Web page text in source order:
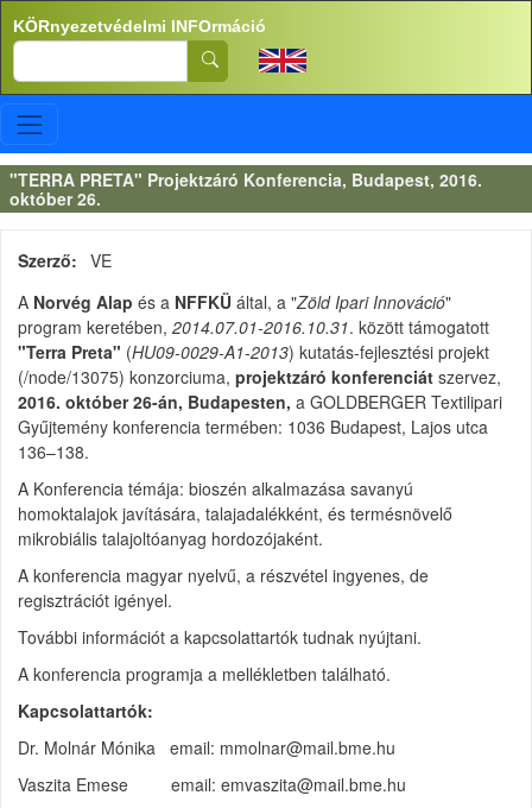
Ugrás a tartalomra
KÖRnyezetvédelmi INFOrmáció
Search
"TERRA PRETA" Projektzáró Konferencia, Budapest, 2016.
október 26.
Szerző
VE
A Norvég Alap és a NFFKÜ által, a "Zöld Ipari Innováció"
program keretében, 2014.07.01-2016.10.31. között támogatott
"Terra Preta" (HU09-0029-A1-2013) kutatás-fejlesztési projekt
(/node/13075) konzorciuma, projektzáró konferenciát szervez,
2016. október 26-án, Budapesten, a GOLDBERGER Textilipari
Gyűjtemény konferencia termében: 1036 Budapest, Lajos utca
136–138.
A Konferencia témája: bioszén alkalmazása savanyú
homoktalajok javítására, talajadalékként, és termésnövelő
mikrobiális talajoltóanyag hordozójaként.
A konferencia magyar nyelvű, a részvétel ingyenes, de
regisztrációt igényel.
További információt a kapcsolattartók tudnak nyújtani.
A konferencia programja a mellékletben található.
Kapcsolattartók:
Dr. Molnár Mónika email: mmolnar@mail.bme.hu
Vaszita Emese email: emvaszita@mail.bme.hu